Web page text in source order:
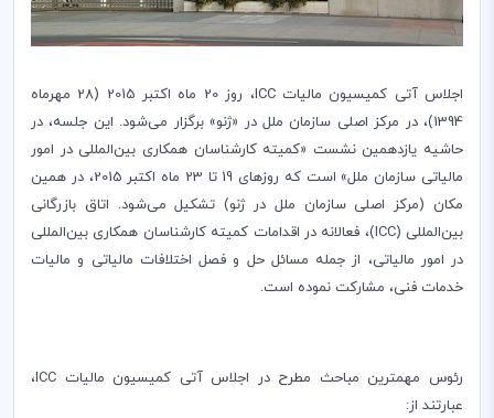
اجلاس آتی کمیسیون مالیاتICC
، روز 20 ماه اکتبر 2015 (28 مهرماه
1394)، در مرکز اصلی سازمان ملل در «ژنو» برگزار می‌شود. این جلسه، در
حاشیه یازدهمین نشست «کمیته کارشناسان همکاری بین‌المللی در امور
مالیاتی سازمان ملل» است که روزهای 19 تا 23 ماه اکتبر 2015، در همین
مکان (مرکز اصلی سازمان ملل در ژنو) تشکیل می‌شود. اتاق بازرگانی
بین‌المللی (ICC)، فعالانه در اقدامات کمیته کارشناسان همکاری بین‌المللی
در امور مالیاتی، از جمله مسائل حل و فصل اختلافات مالیاتی و مالیات
خدمات فنی، مشارکت نموده است.
رئوس مهمترین مباحث مطرح در اجلاس آتی کمیسیون مالیات ICC،
عبارتند از: